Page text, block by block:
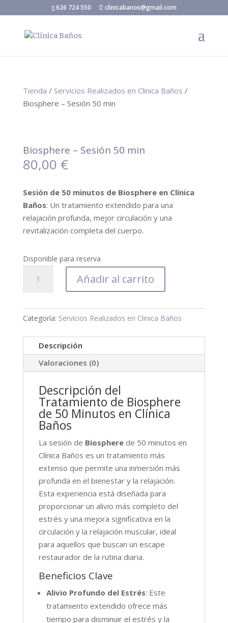
626 724 550 clinicabanos@gmail.com
Tienda / Servicios Realizados en Clinica Baños /
Biosphere – Sesión 50 min
Biosphere – Sesión 50 min
80,00 €
Sesión de 50 minutos de Biosphere en Clínica
Baños: Un tratamiento extendido para una
relajación profunda, mejor circulación y una
revitalización completa del cuerpo.
Disponible para reserva
50
min
cantidad
Añadir al carrito
Categoría: Servicios Realizados en Clinica Baños
Descripción
Valoraciones (0)
Descripción del
Tratamiento de Biosphere
de 50 Minutos en Clínica
Baños
La sesión de Biospherede 50 minutos en
Clínica Baños es un tratamiento más
extenso que permite una inmersión más
profunda en el bienestar y la relajación.
Esta experiencia está diseñada para
proporcionar un alivio más completo del
estrés y una mejora significativa en la
circulación y la relajación muscular, ideal
para aquellos que buscan un escape
restaurador de la rutina diaria.
Beneficios Clave
Alivio Profundo del Estrés: Este
tratamiento extendido ofrece más
tiempo para disminuir el estrés y la